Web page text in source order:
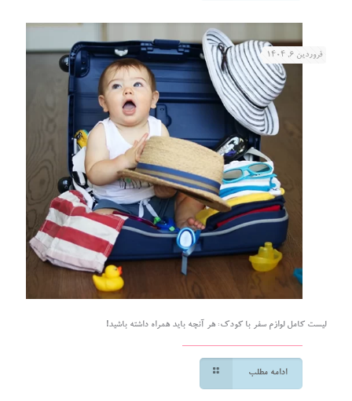
فروردین ۶, ۱۴۰۴
لیست کامل لوازم سفر با کودک: هر آنچه باید همراه داشته باشید!
ادامه مطلب